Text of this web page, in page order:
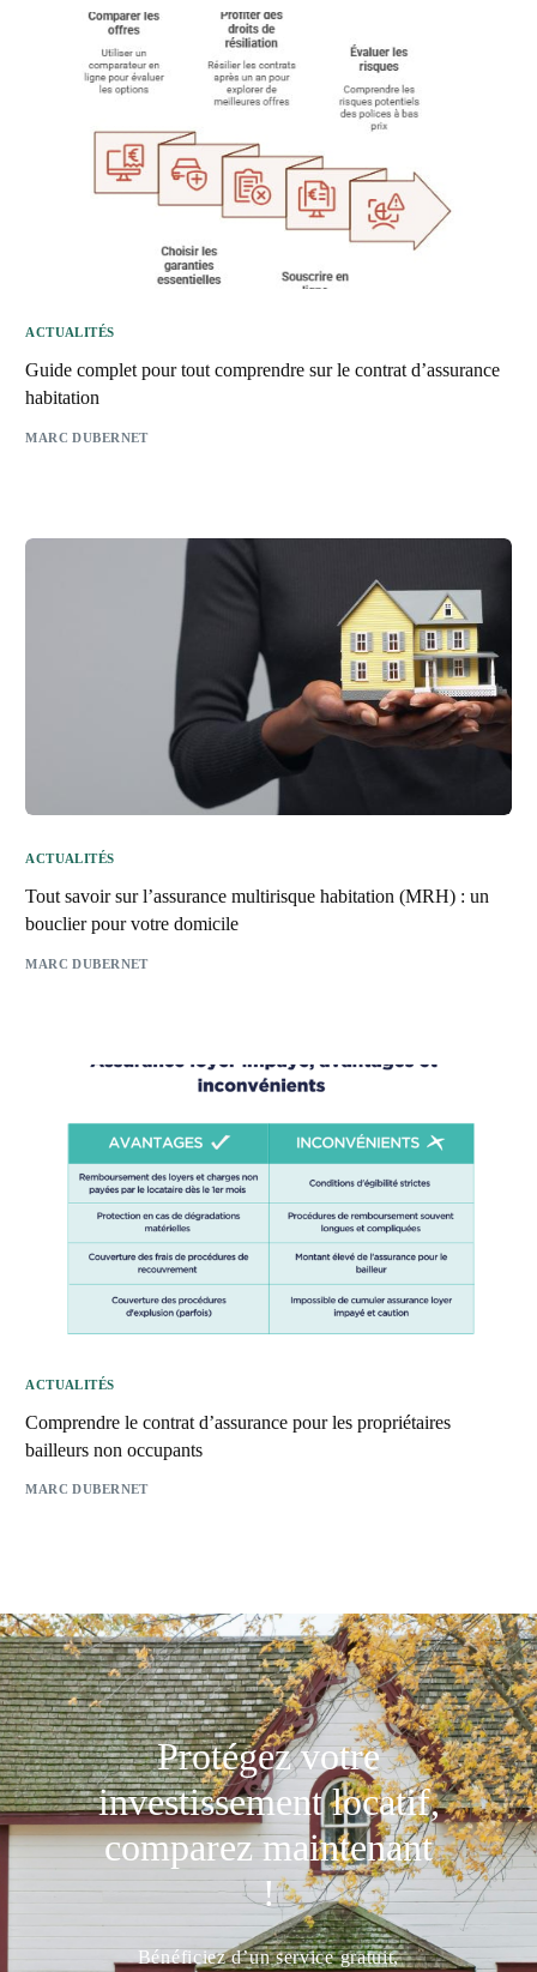
ACTUALITÉS
Guide complet pour tout comprendre sur le contrat d’assurance
habitation
MARC DUBERNET
ACTUALITÉS
Tout savoir sur l’assurance multirisque habitation (MRH) : un
bouclier pour votre domicile
MARC DUBERNET
ACTUALITÉS
Comprendre le contrat d’assurance pour les propriétaires
bailleurs non occupants
MARC DUBERNET
Protégez votre
investissement locatif,
comparez maintenant
!
Bénéficiez d’un service gratuit,